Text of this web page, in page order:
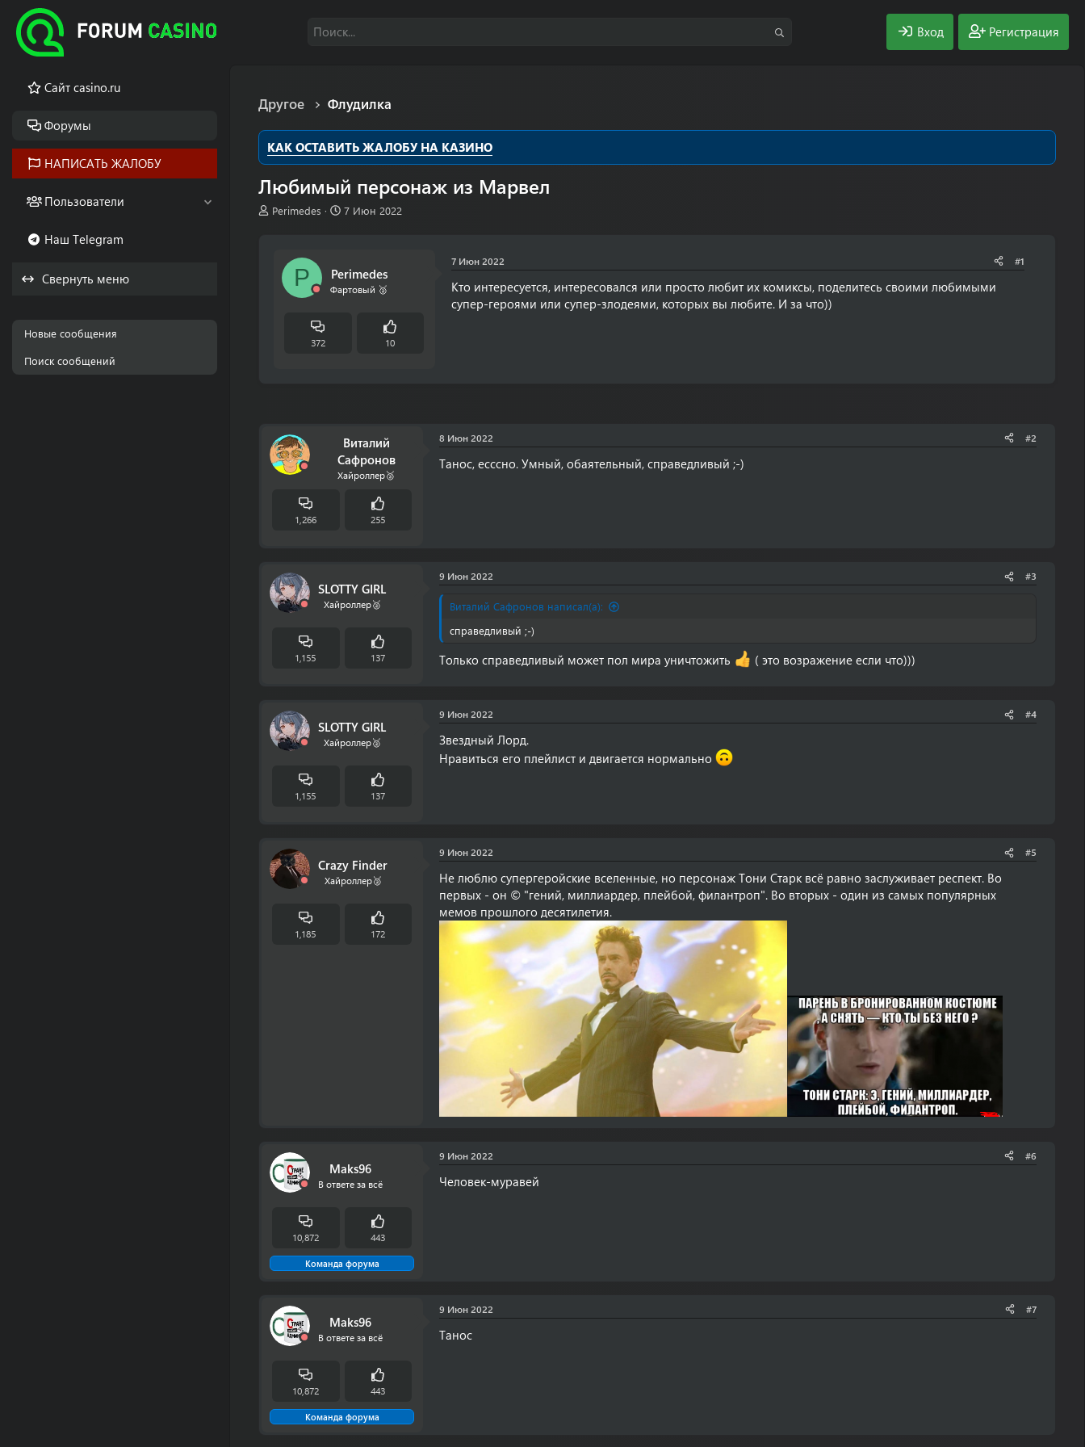
Вход Регистрация
Cайт casino.ru
Форумы
НАПИСАТЬ ЖАЛОБУ
Пользователи
Наш Telegram
Свернуть меню
Новые сообщения
Поиск сообщений
Другое Флудилка
КАК ОСТАВИТЬ ЖАЛОБУ НА КАЗИНО
Любимый персонаж из Марвел
А
Perimedes
Д
а
ч
7 Июн 2022
P Perimedes
Фартовый 🥈
372 10
7 Июн 2022 #1
Кто интересуется, интересовался или просто любит их комиксы, поделитесь своими любимыми
супер-героями или супер-злодеями, которых вы любите. И за что))
Виталий
Сафронов
Хайроллер🥈
1,266 255
8 Июн 2022 #2
Танос, есссно. Умный, обаятельный, справедливый ;-)
SLOTTY GIRL
Хайроллер🥈
1,155 137
9 Июн 2022 #3
Виталий Сафронов написал(а):
справедливый ;-)
Только справедливый может пол мира уничтожить ( это возражение если что)))
SLOTTY GIRL
Хайроллер🥈
1,155 137
9 Июн 2022 #4
Звездный Лорд.
Нравиться его плейлист и двигается нормально
Crazy Finder
Хайроллер🥈
1,185 172
9 Июн 2022 #5
Не люблю супергеройские вселенные, но персонаж Тони Старк всё равно заслуживает респект. Во
первых - он © "гений, миллиардер, плейбой, филантроп". Во вторых - один из самых популярных
мемов прошлого десятилетия.
Maks96
В ответе за всё
10,872 443
Команда форума
9 Июн 2022 #6
Человек-муравей
Maks96
В ответе за всё
10,872 443
Команда форума
9 Июн 2022 #7
Танос